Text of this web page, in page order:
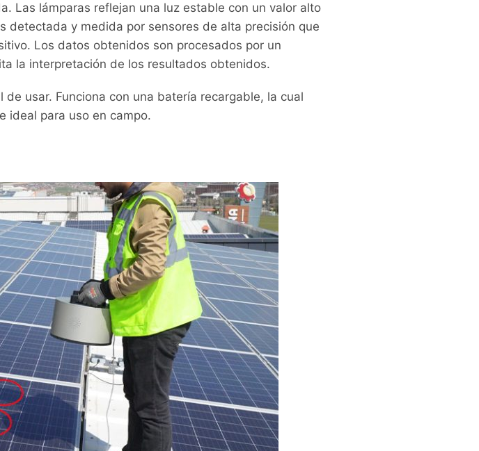
Las lámparas reflejan una luz estable con un valor alto
detectada y medida por sensores de alta precisión que
Los datos obtenidos son procesados por un
la interpretación de los resultados obtenidos.
usar. Funciona con una batería recargable, la cual
ideal para uso en campo.